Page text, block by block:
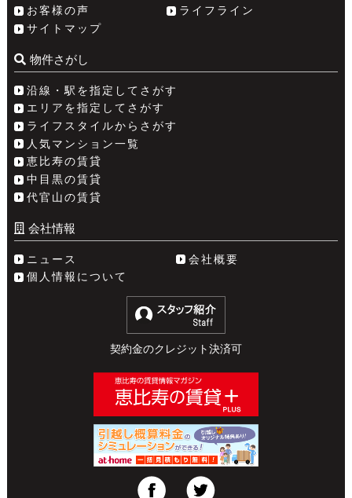
お客様の声
ライフライン
サイトマップ
物件さがし
沿線・駅を指定してさがす
エリアを指定してさがす
ライフスタイルからさがす
人気マンション一覧
恵比寿の賃貸
中目黒の賃貸
代官山の賃貸
会社情報
ニュース
会社概要
個人情報について
契約金のクレジット決済可